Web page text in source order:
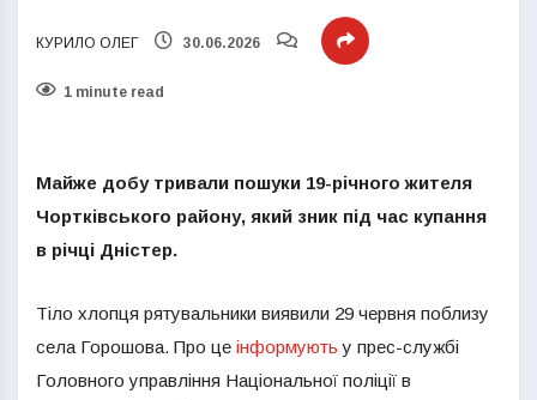
КУРИЛО ОЛЕГ 30.06.2026
1 minute read
Майже добу тривали пошуки 19-річного жителя
Чортківського району, який зник під час купання
в річці Дністер.
Тіло хлопця рятувальники виявили 29 червня поблизу
села Горошова. Про це інформують у прес-службі
Головного управління Національної поліції в